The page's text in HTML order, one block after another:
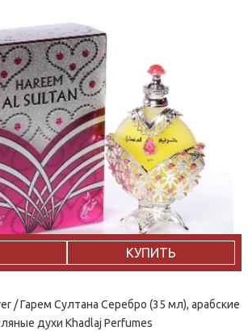
КУПИТЬ
/ Гарем Султана Серебро (35 мл), арабские
духи Khadlaj Perfumes